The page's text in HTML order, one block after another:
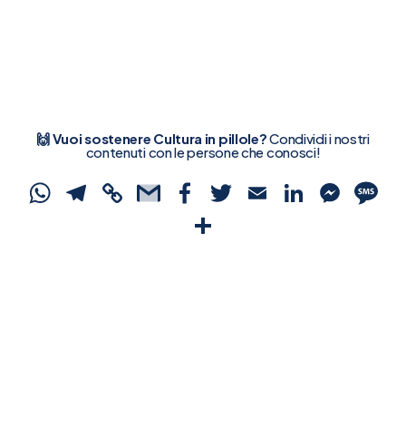
🙌 Vuoi sostenere Cultura in pillole?Condividi i nostri
contenuti con le persone che conosci!
WhatsApp
Telegram
CopyGmailFacebook
Twitter
Email